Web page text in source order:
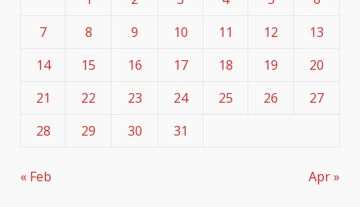
7
8 9 10 11 12
13
14
15 16 17 18 19
20
21
22 23 24 25 26
27
28
29 30 31
« Feb Apr »